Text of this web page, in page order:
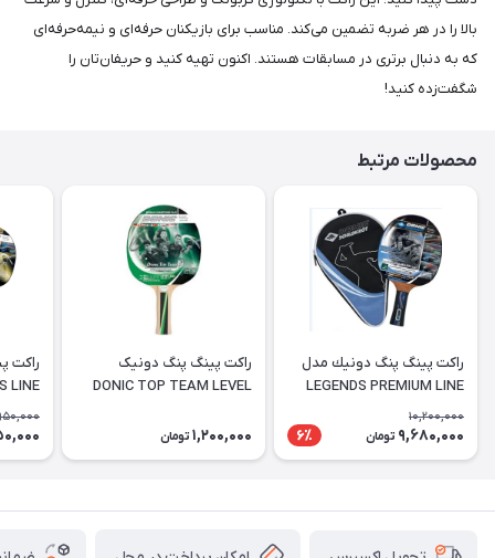
بالا را در هر ضربه تضمین می‌کند. مناسب برای بازیکنان حرفه‌ای و نیمه‌حرفه‌ای
که به دنبال برتری در مسابقات هستند. اکنون تهیه کنید و حریفان‌تان را
شگفت‌زده کنید!
محصولات مرتبط
راكت پينگ پنگ دونيك مدل
LEGENDS PREMIUM LINE
PLATINUM به همراه کیف
10,200,000
9,680,000 تومان 6٪
راکت پینگ پنگ دونیک
DONIC TOP TEAM LEVEL
1,200,000 تومان